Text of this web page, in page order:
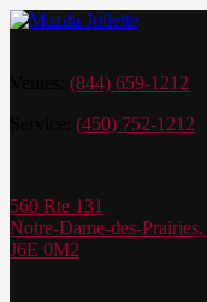
(844) 659-1212
(450) 752-1212
560 Rte 131
Notre-Dame-des-Prairies,
J6E 0M2